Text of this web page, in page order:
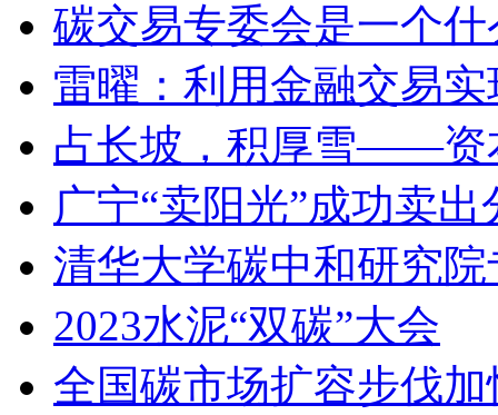
碳交易专委会是一个
雷曜：利用金融交易
占长坡，积厚雪——资
广宁“卖阳光”成功卖
清华大学碳中和研究
2023水泥“双碳”大会
全国碳市场扩容步伐加